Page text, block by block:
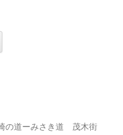
の道ーみさき道 茂木街